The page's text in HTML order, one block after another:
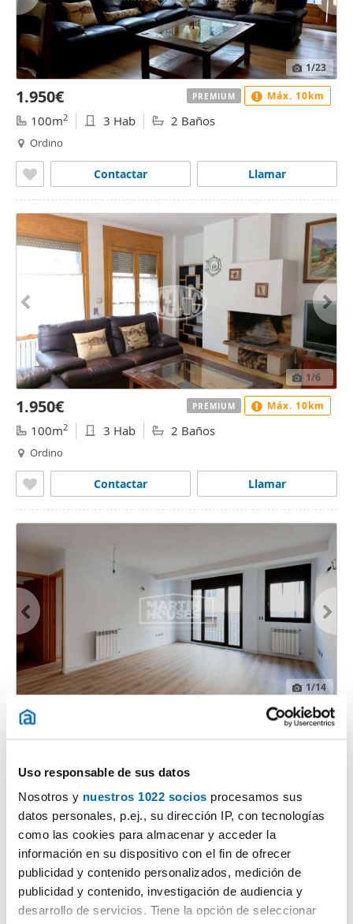
Uso responsable de sus datos
Nosotros y nuestros 1022 socios procesamos sus
datos personales, p.ej., su dirección IP, con tecnologías
como las cookies para almacenar y acceder la
información en su dispositivo con el fin de ofrecer
publicidad y contenido personalizados, medición de
publicidad y contenido, investigación de audiencia y
desarrollo de servicios. Tiene la opción de seleccionar
1/23
1.950€
100m2 3 Hab 2 Baños
Ordino
Llamar
Contactar
PREMIUM Máx. 10km
1/6
1.950€
100m2 3 Hab 2 Baños
Ordino
Llamar
Contactar
PREMIUM Máx. 10km
1/14
1.700€
94m2 3 Hab 2 Baños
Contactar
Máx. 10km